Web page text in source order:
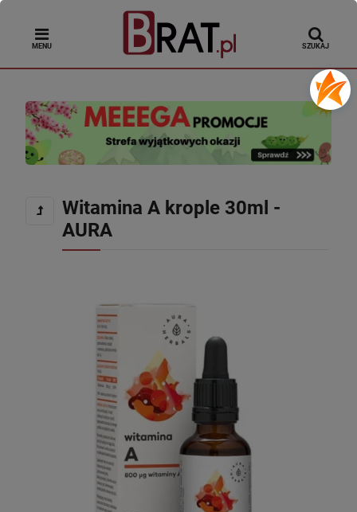
MENU SZUKAJ
Witamina A krople 30ml -
AURA